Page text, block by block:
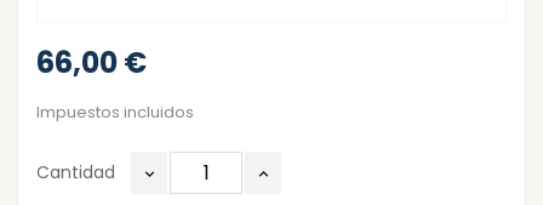
66,00 €
Impuestos incluidos
Cantidad